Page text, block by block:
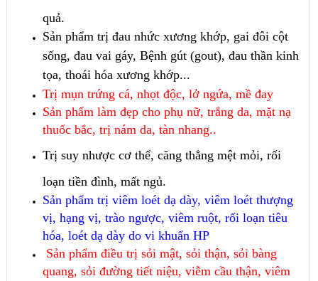
quả.
Sản phẩm trị đau nhức xương khớp, gai đôi cột
sống, đau vai gáy, Bệnh gút (gout), đau thần kinh
tọa, thoái hóa xương khớp...
Trị mụn trứng cá, nhọt độc, lở ngứa, mề đay
Sản phẩm làm đẹp cho phụ nữ, trắng da, mặt nạ
thuốc bắc, trị nám da, tàn nhang..
Trị suy nhược cơ thể, căng thẳng mệt mỏi, rối
loạn tiền đình, mất ngủ.
Sản phẩm trị viêm loét dạ dày, viêm loét thượng
vị, hạng vị, trào ngược, viêm ruột, rối loạn tiêu
hóa, loét dạ dày do vi khuẩn HP
Sản phẩm điều trị sỏi mật, sỏi thận, sỏi bàng
quang, sỏi đường tiết niệu, viễm cầu thận, viêm